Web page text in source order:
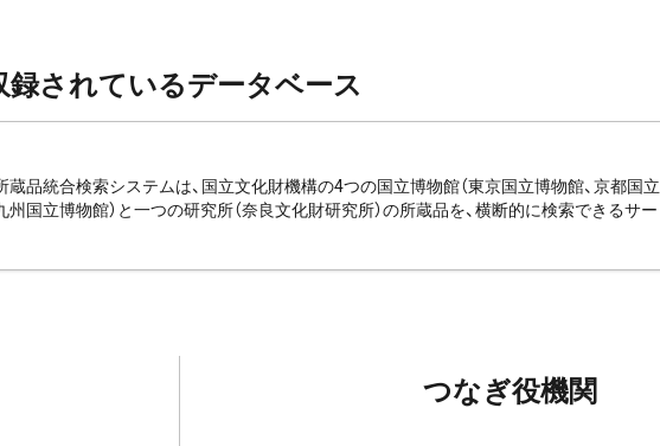
録されているデータベース
品統合検索システムは、国立文化財機構の4つの国立博物館（東京国立博物館、京都国立
州国立博物館）と一つの研究所（奈良文化財研究所）の所蔵品を、横断的に検索できるサー
つなぎ役機関